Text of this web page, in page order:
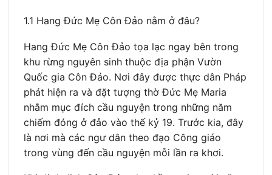
1.1 Hang Đức Mẹ Côn Đảo nằm ở đâu?
Hang Đức Mẹ Côn Đảo tọa lạc ngay bên trong
khu rừng nguyên sinh thuộc địa phận Vườn
Quốc gia Côn Đảo. Nơi đây được thực dân Pháp
phát hiện ra và đặt tượng thờ Đức Mẹ Maria
nhằm mục đích cầu nguyện trong những năm
chiếm đóng ở đảo vào thế kỷ 19. Trước kia, đây
là nơi mà các ngư dân theo đạo Công giáo
trong vùng đến cầu nguyện mỗi lần ra khơi.